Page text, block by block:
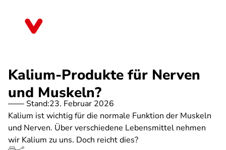
Kalium-Produkte für Nerven
und Muskeln?
Stand:23. Februar 2026
Kalium ist wichtig für die normale Funktion der Muskeln
und Nerven. Über verschiedene Lebensmittel nehmen
wir Kalium zu uns. Doch reicht dies?